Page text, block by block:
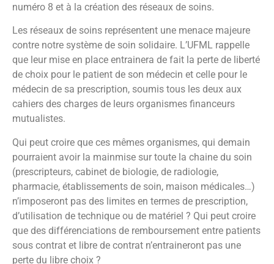
numéro 8 et à la création des réseaux de soins.
Les réseaux de soins représentent une menace majeure
contre notre système de soin solidaire. L’UFML rappelle
que leur mise en place entrainera de fait la perte de liberté
de choix pour le patient de son médecin et celle pour le
médecin de sa prescription, soumis tous les deux aux
cahiers des charges de leurs organismes financeurs
mutualistes.
Qui peut croire que ces mêmes organismes, qui demain
pourraient avoir la mainmise sur toute la chaine du soin
(prescripteurs, cabinet de biologie, de radiologie,
pharmacie, établissements de soin, maison médicales…)
n’imposeront pas des limites en termes de prescription,
d’utilisation de technique ou de matériel ? Qui peut croire
que des différenciations de remboursement entre patients
sous contrat et libre de contrat n’entraineront pas une
perte du libre choix ?